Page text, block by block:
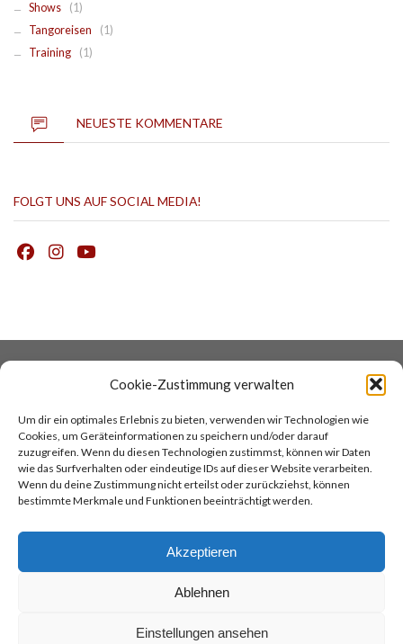
Cookie-Zustimmung verwalten
Um dir ein optimales Erlebnis zu bieten, verwenden wir Technologien wie
Cookies, um Geräteinformationen zu speichern und/oder darauf
zuzugreifen. Wenn du diesen Technologien zustimmst, können wir Daten
wie das Surfverhalten oder eindeutige IDs auf dieser Website verarbeiten.
Wenn du deine Zustimmung nicht erteilst oder zurückziehst, können
bestimmte Merkmale und Funktionen beeinträchtigt werden.
Akzeptieren
Ablehnen
Einstellungen ansehen
Shows
(1)
Tangoreisen
(1)
Training
(1)
NEUESTE KOMMENTARE
FOLGT UNS AUF SOCIAL MEDIA!
DATENSCHUTZ
COOKIES
KONTAKT
COCINA ARGENTINA
TANGOREISEN
TOP
info@academia-frankfurt.de